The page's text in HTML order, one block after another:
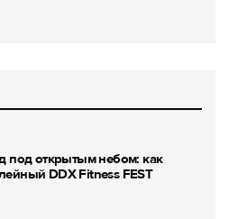
под открытым небом: как
DDX Fitness FEST